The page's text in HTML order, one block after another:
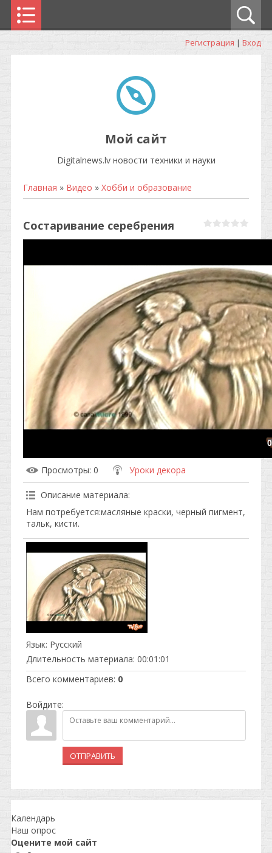
Регистрация | Вход
Мой сайт
Digitalnews.lv новости техники и науки
Главная » Видео » Хобби и образование
Состаривание серебрения
Просмотры: 0 Уроки декора
Описание материала:
Нам потребуется:масляные краски, черный пигмент,
тальк, кисти.
Язык: Русский
Длительность материала: 00:01:01
Всего комментариев: 0
Войдите:
ОТПРАВИТЬ
Календарь
Наш опрос
Оцените мой сайт